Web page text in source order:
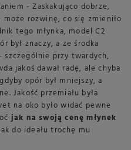
- Zaskakująco dobrze,
rozwinę, co się zmieniło
tego młynka, model C2
był znaczy, a ze środka
szczególnie przy twardych,
jakoś dawał radę, ale chyba
opór był mniejszy, a
Jakość przemiału była
na oko było widać pewne
jak na swoją cenę młynek
do ideału trochę mu